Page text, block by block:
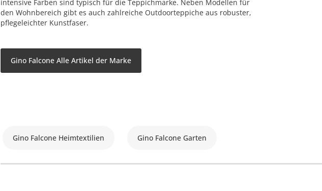
intensive Farben sind typisch für die Teppichmarke. Neben Modellen für
den Wohnbereich gibt es auch zahlreiche Outdoorteppiche aus robuster,
pflegeleichter Kunstfaser.
Gino Falcone Alle Artikel der Marke
Gino Falcone Heimtextilien Gino Falcone Garten